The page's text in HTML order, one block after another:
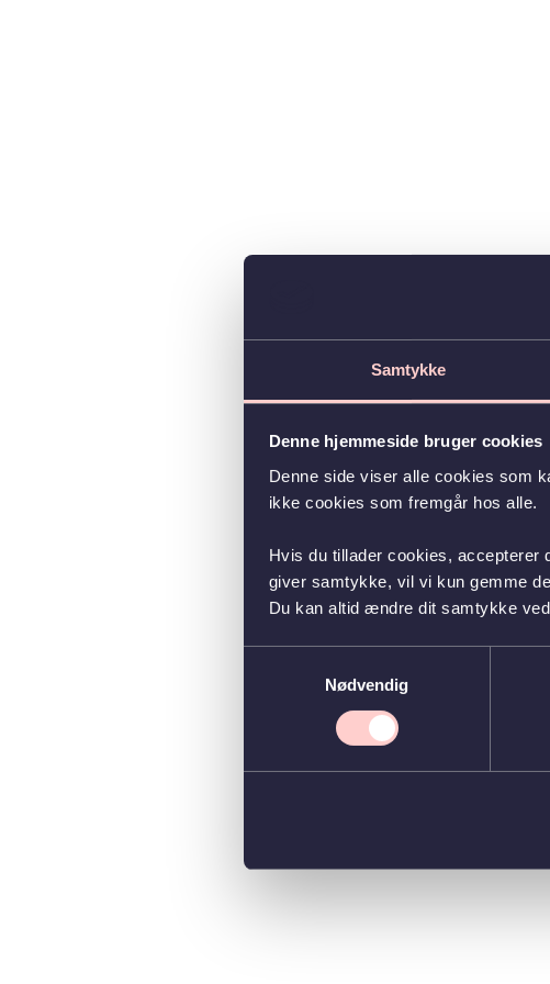
Samtykke
Denne hjemmeside bruger cookies
Denne side viser alle cookies som
ikke cookies som fremgår hos alle.
Hvis du tillader cookies, accepterer
giver samtykke, vil vi kun gemme
Du kan altid ændre dit samtykke
Nødvendig